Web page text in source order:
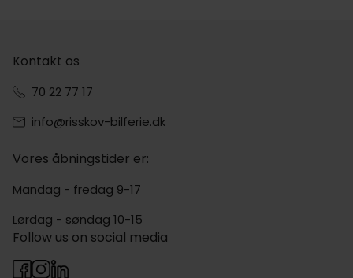
Kontakt os
70 22 77 17
info@risskov-bilferie.dk
Vores åbningstider er:
Mandag - fredag 9-17
Lørdag - søndag 10-15
Follow us on social media